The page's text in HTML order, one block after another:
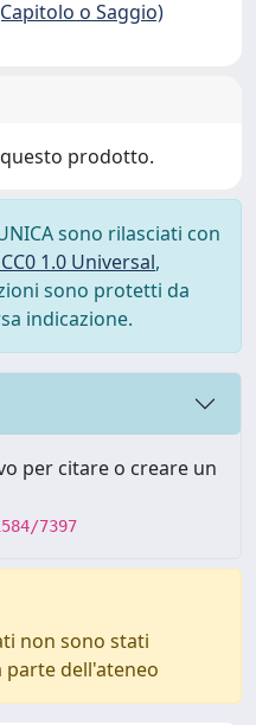
o Saggio)
prodotto.
sono rilasciati con
1.0 Universal,
sono protetti da
indicazione.
per citare o creare un
7397
non sono stati
dell'ateneo